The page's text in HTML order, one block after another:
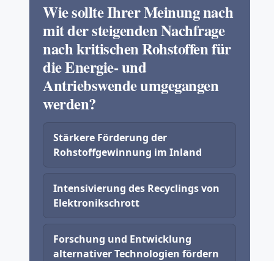
Wie sollte Ihrer Meinung nach
mit der steigenden Nachfrage
nach kritischen Rohstoffen für
die Energie- und
Antriebswende umgegangen
werden?
Stärkere Förderung der
Rohstoffgewinnung im Inland
Intensivierung des Recyclings von
Elektronikschrott
Forschung und Entwicklung
alternativer Technologien fördern